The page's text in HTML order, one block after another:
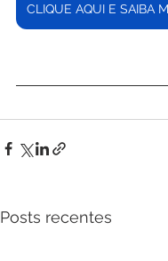
Posts recentes